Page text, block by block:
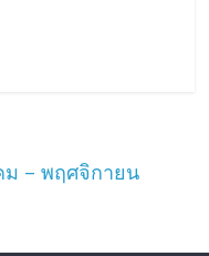
– พฤศจิกายน